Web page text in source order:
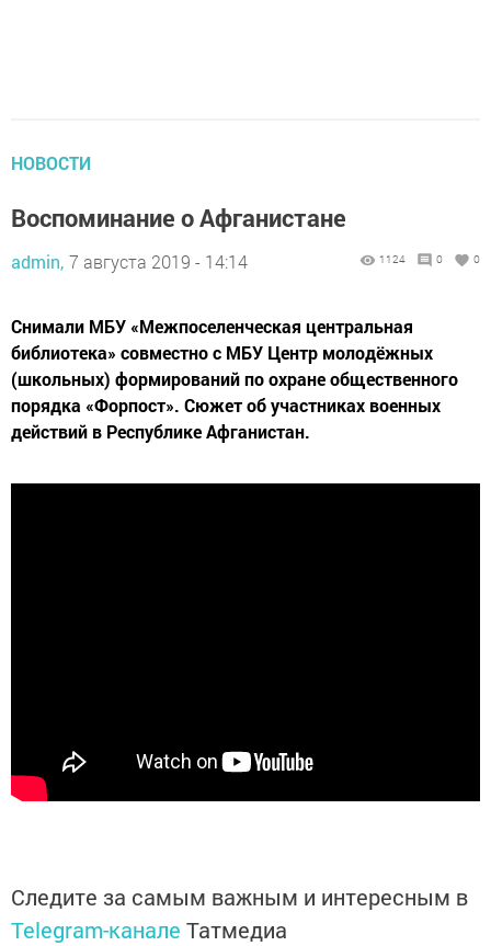
НОВОСТИ
Воспоминание о Афганистане
admin, 7 августа 2019 - 14:14 1124 0 0
Снимали МБУ «Межпоселенческая центральная
библиотека» совместно с МБУ Центр молодёжных
(школьных) формирований по охране общественного
порядка «Форпост». Сюжет об участниках военных
действий в Республике Афганистан.
Следите за самым важным и интересным в
Telegram-канале Татмедиа